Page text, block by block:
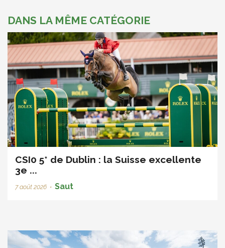
DANS LA MÊME CATÉGORIE
CSI0 5* de Dublin : la Suisse excellente
3e ...
7 août 2026 • Saut